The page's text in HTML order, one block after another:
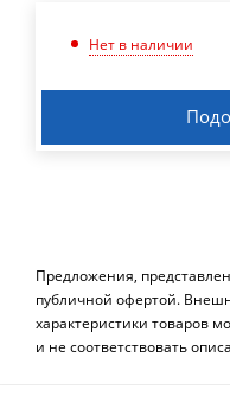
Нет в наличии
Предложения,
публичной офертой.
характеристики товаров
и не соответствовать